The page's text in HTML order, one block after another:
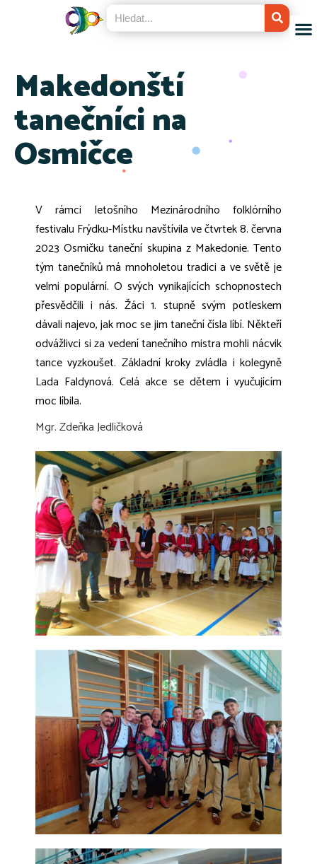
Makedonští
tanečníci na
Osmičce
V rámci letošního Mezinárodního folklórního
festivalu Frýdku-Místku navštívila ve čtvrtek 8. června
2023 Osmičku taneční skupina z Makedonie. Tento
tým tanečníků má mnoholetou tradici a ve světě je
velmi populární. O svých vynikajících schopnostech
přesvědčili i nás. Žáci 1. stupně svým potleskem
dávali najevo, jak moc se jim taneční čísla líbí. Někteří
odvážlivci si za vedení tanečního mistra mohli nácvik
tance vyzkoušet. Základní kroky zvládla i kolegyně
Lada Faldynová. Celá akce se dětem i vyučujícím
moc líbila.
Mgr. Zdeňka Jedličková